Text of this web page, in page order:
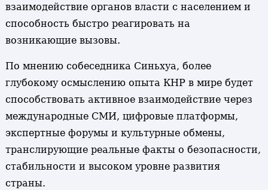
взаимодействие органов власти с населением и
способность быстро реагировать на
возникающие вызовы.
По мнению собеседника Синьхуа, более
глубокому осмыслению опыта КНР в мире будет
способствовать активное взаимодействие через
международные СМИ, цифровые платформы,
экспертные форумы и культурные обмены,
транслирующие реальные факты о безопасности,
стабильности и высоком уровне развития
страны.